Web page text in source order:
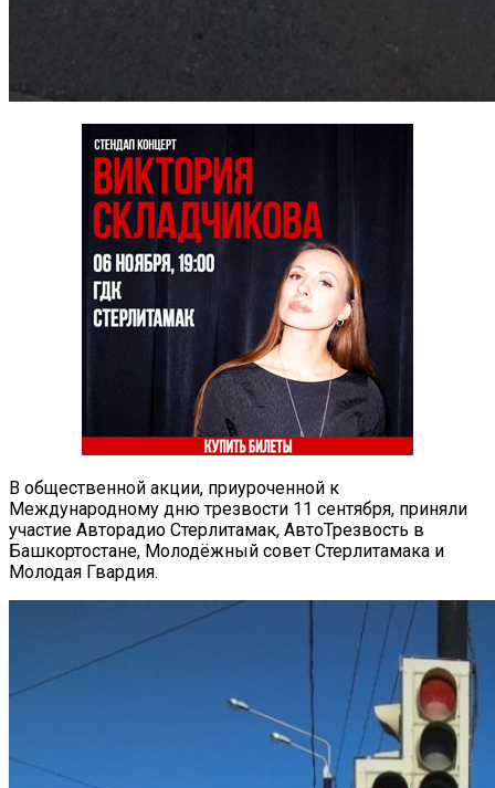
В общественной акции, приуроченной к
Международному дню трезвости 11 сентября, приняли
участие Авторадио Стерлитамак, АвтоТрезвость в
Башкортостане, Молодёжный совет Стерлитамака и
Молодая Гвардия.